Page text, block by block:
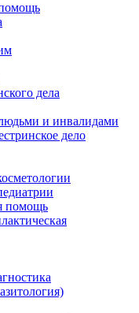
дела
и инвалидами
дело
помощь